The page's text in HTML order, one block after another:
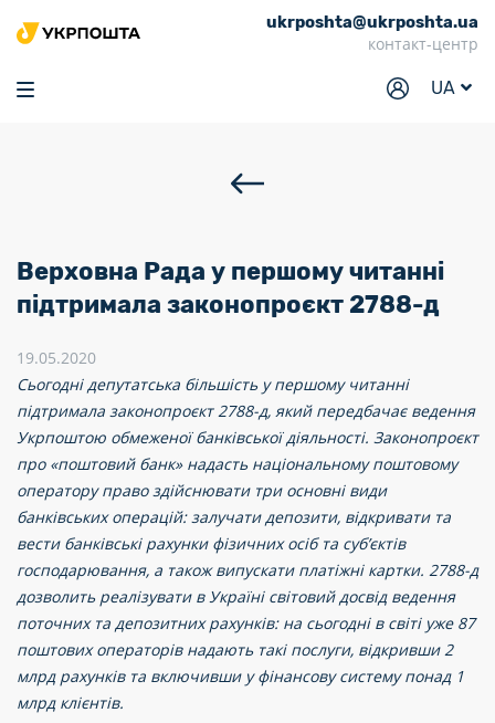
ukrposhta@ukrposhta.ua
контакт-центр
UA
Головна
Маркет
Відділення
Кар’єра
Для бізнесу
Верховна Рада у першому читанні
підтримала законопроєкт 2788-д
19.05.2020
Сьогодні депутатська більшість у першому читанні
підтримала законопроєкт 2788-д, який передбачає ведення
Укрпоштою обмеженої банківської діяльності. Законопроєкт
про «поштовий банк» надасть національному поштовому
оператору право здійснювати три основні види
банківських операцій: залучати депозити, відкривати та
вести банківські рахунки фізичних осіб та суб’єктів
господарювання, а також випускати платіжні картки. 2788-д
дозволить реалізувати в Україні світовий досвід ведення
поточних та депозитних рахунків: на сьогодні в світі уже 87
поштових операторів надають такі послуги, відкривши 2
млрд рахунків та включивши у фінансову систему понад 1
млрд клієнтів.